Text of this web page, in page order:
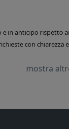
in anticipo rispetto
con
mostra